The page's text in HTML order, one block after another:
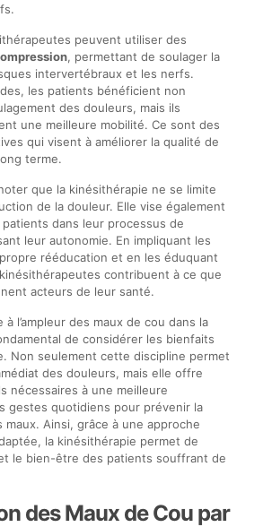
peuvent utiliser des
, permettant de soulager la
intervertébraux et les nerfs.
les patients bénéficient non
des douleurs, mais ils
une meilleure mobilité. Ce sont des
qui visent à améliorer la qualité de
terme.
que la kinésithérapie ne se limite
de la douleur. Elle vise également
dans leur processus de
leur autonomie. En impliquant les
rééducation et en les éduquant
contribuent à ce que
acteurs de leur santé.
l’ampleur des maux de cou dans la
de considérer les bienfaits
Non seulement cette discipline permet
des douleurs, mais elle offre
nécessaires à une meilleure
gestes quotidiens pour prévenir la
maux. Ainsi, grâce à une approche
la kinésithérapie permet de
le bien-être des patients souffrant de
des Maux de Cou par